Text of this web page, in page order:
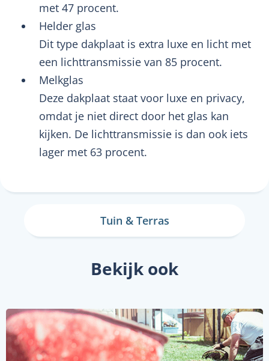
met 47 procent.
Helder glas
Dit type dakplaat is extra luxe en licht met
een lichttransmissie van 85 procent.
Melkglas
Deze dakplaat staat voor luxe en privacy,
omdat je niet direct door het glas kan
kijken. De lichttransmissie is dan ook iets
lager met 63 procent.
Tuin & Terras
Bekijk ook